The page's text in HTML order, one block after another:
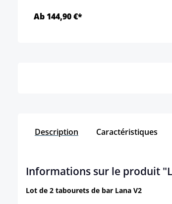
Ab 144,90 €*
Description Caractéristiques
Informations sur le produit
Lot de 2 tabourets de bar Lana V2